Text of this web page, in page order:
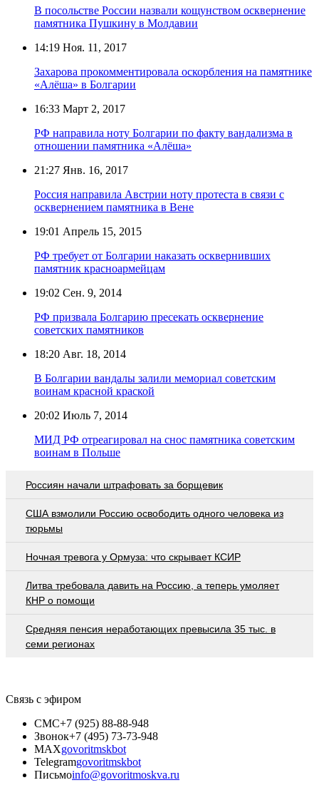
В посольстве России назвали кощунством осквернение
памятника Пушкину в Молдавии
14:19 Ноя. 11, 2017
Захарова прокомментировала оскорбления на памятнике
«Алёша» в Болгарии
16:33 Март 2, 2017
РФ направила ноту Болгарии по факту вандализма в
отношении памятника «Алёша»
21:27 Янв. 16, 2017
Россия направила Австрии ноту протеста в связи с
осквернением памятника в Вене
19:01 Апрель 15, 2015
РФ требует от Болгарии наказать осквернивших
памятник красноармейцам
19:02 Сен. 9, 2014
РФ призвала Болгарию пресекать осквернение
советских памятников
18:20 Авг. 18, 2014
В Болгарии вандалы залили мемориал советским
воинам красной краской
20:02 Июль 7, 2014
МИД РФ отреагировал на снос памятника советским
воинам в Польше
Россиян начали штрафовать за борщевик
США взмолили Россию освободить одного человека из
тюрьмы
Ночная тревога у Ормуза: что скрывает КСИР
Литва требовала давить на Россию, а теперь умоляет
КНР о помощи
Средняя пенсия неработающих превысила 35 тыс. в
семи регионах
Связь с эфиром
СМС+7 (925) 88-88-948
Звонок+7 (495) 73-73-948
MAXgovoritmskbot
Telegramgovoritmskbot
Письмоinfo@govoritmoskva.ru